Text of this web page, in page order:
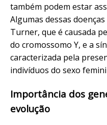
também podem estar
Algumas dessas
Turner, que é causada
do cromossomo Y, e a
caracterizada pela
indivíduos do sexo
Importância dos
evolução